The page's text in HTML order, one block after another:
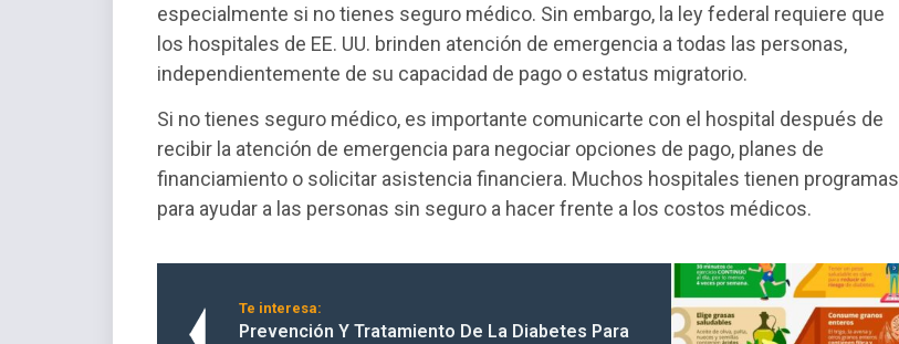
especialmente si no tienes seguro médico. Sin embargo, la ley federal requiere que
los hospitales de EE. UU. brinden atención de emergencia a todas las personas,
independientemente de su capacidad de pago o estatus migratorio.
Si no tienes seguro médico, es importante comunicarte con el hospital después de
recibir la atención de emergencia para negociar opciones de pago, planes de
financiamiento o solicitar asistencia financiera. Muchos hospitales tienen programas
para ayudar a las personas sin seguro a hacer frente a los costos médicos.
Te interesa:
Prevención Y Tratamiento De La Diabetes Para